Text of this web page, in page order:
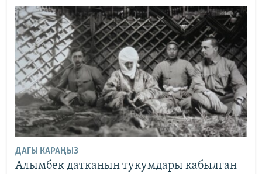
ДАГЫ КАРАҢЫЗ
Алымбек датканын тукумдары кабылган